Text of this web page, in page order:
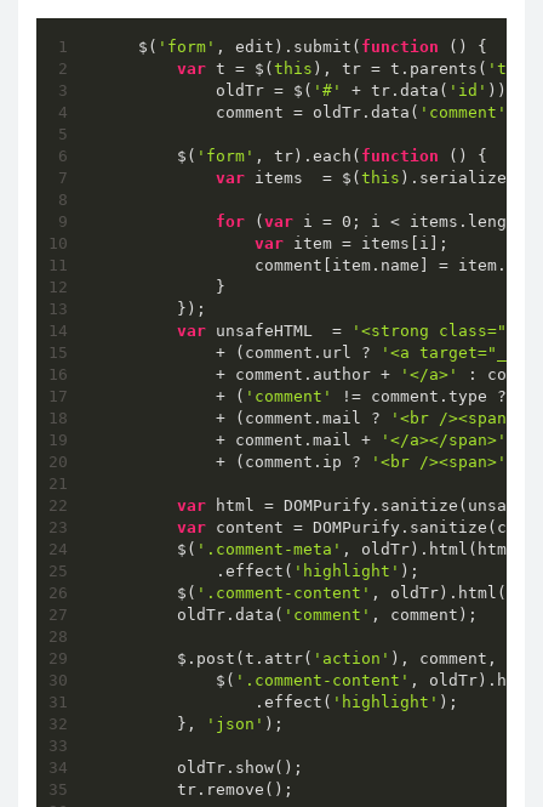
    $(
'form' , edit).submit( function ( ) {
var t = $(this ), tr = t.parents( 'tr'
            oldTr = $(
'#' + tr.data( 'id' )),
            comment = oldTr.data(
'comment'
        $(
'form' , tr).each( function ( ) {
var items  = $(this
for (var i = 0 ; i <
var item = items[i];
comment[item.name] =
            }
        });
var unsafeHTML  =
'<strong
            + (comment.url ?
'<a
            + comment.author +
'</a>'
:
            + (
'comment' != comment.type ?
            + (comment.mail ?
'<br /
            + comment.mail +
'</a></span>'
            + (comment.ip ?
'<br /><span>'
var html =
var content =
        $(
'.comment-meta' , oldTr).html(html)
            .effect(
'highlight' );
        $(
'.comment-content' , oldTr).html(
        oldTr.data(
'comment' , comment);
        $.post(t.attr(
'action' ), comment,
            $(
'.comment-content' ,
                .effect(
'highlight' );
        },
'json' );
        oldTr.show();
        tr.remove();